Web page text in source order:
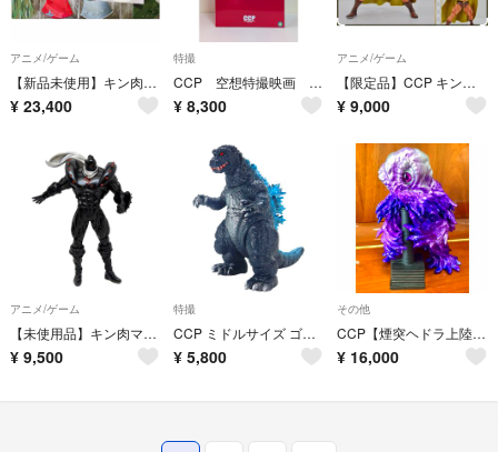
アニメ/ゲーム
【新品未使用】キン肉マン マスキュラーマスク18枚【バラ売り可】
¥ 23,400
特撮
CCP 空想特撮映画 シン・ウルトラマン スペシウム光線Ver. フィギュア
¥ 8,300
アニメ/ゲーム
【限定品】CCP キン肉マン アメリカン・エキスプレス AMEX 限定Ver
¥ 9,000
アニメ/ゲーム
【未使用品】キン肉マン CMC No.EX シルバーマン 漆黒Ver 1.0
¥ 9,500
特撮
CCP ミドルサイズ ゴジラEX第5弾（2001）ゴジラブルー Ver.
¥ 5,800
その他
CCP【煙突ヘドラ上陸期】アメジスト Ver.
¥ 16,000